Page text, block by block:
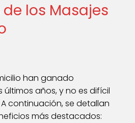
los Masajes
han ganado
años, y no es difícil
continuación, se detallan
más destacados: